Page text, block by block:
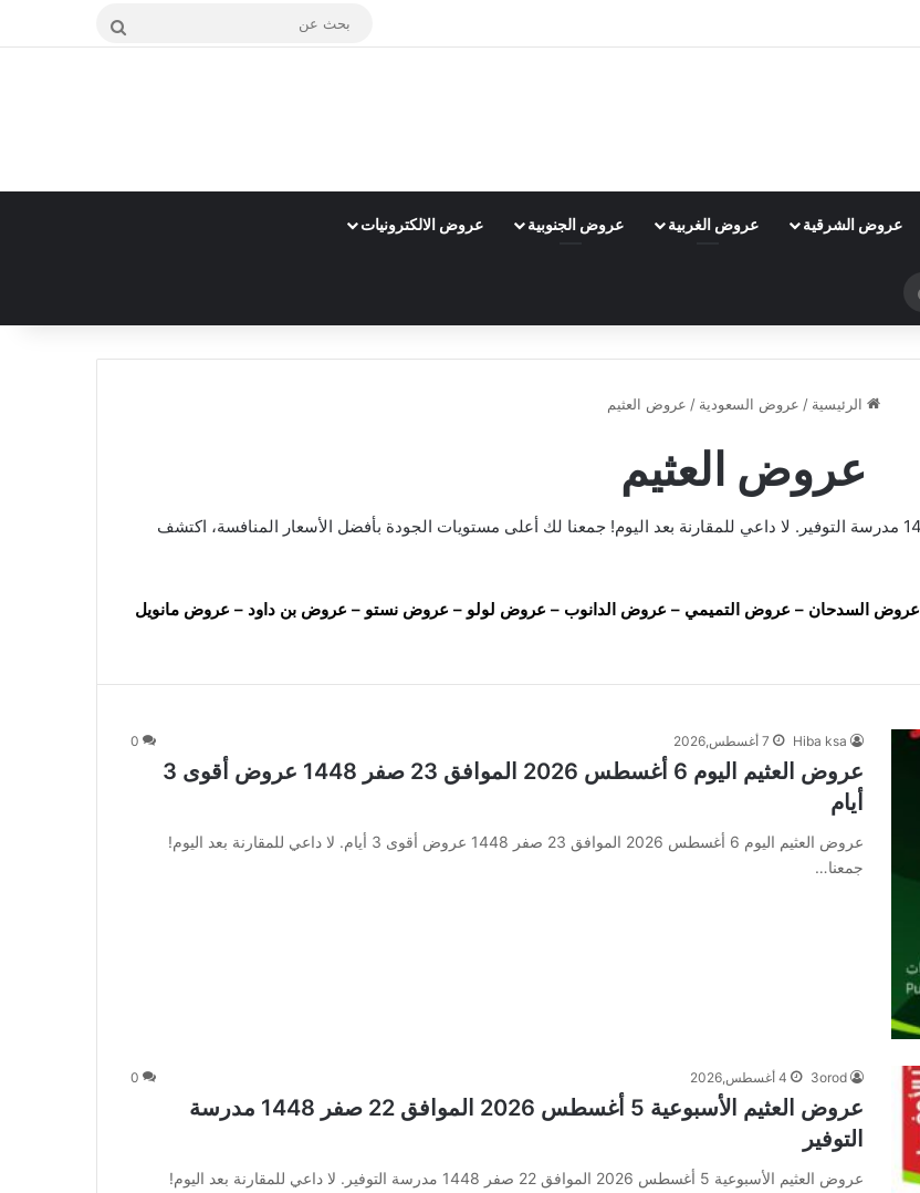
بحث
عروض الشرقية عروض الغربية عروض الجنوبية عروض الالكترونيات
بحث
الرئيسية / عروض السعودية / عروض العثيم
عروض العثيم
عروض العثيم الأسبوعية 5 أغسطس 2026 الموافق 22 صفر 1448 مدرسة التوفير. لا داعي للمقارنة بعد اليوم! جمعنا لك أعلى مستويات الجودة بأفضل الأسعار المنافسة، اكتشف
عروض السدحان – عروض التميمي – عروض الدانوب – عروض لولو – عروض نستو – عروض بن داود – عروض مانويل
Hiba ksa 7 أغسطس,2026 0
عروض العثيم اليوم 6 أغسطس 2026 الموافق 23 صفر 1448 عروض أقوى 3
أيام
عروض العثيم اليوم 6 أغسطس 2026 الموافق 23 صفر 1448 عروض أقوى 3 أيام. لا داعي للمقارنة بعد اليوم!
جمعنا…
3orod 4 أغسطس,2026 0
عروض العثيم الأسبوعية 5 أغسطس 2026 الموافق 22 صفر 1448 مدرسة
التوفير
عروض العثيم الأسبوعية 5 أغسطس 2026 الموافق 22 صفر 1448 مدرسة التوفير. لا داعي للمقارنة بعد اليوم!